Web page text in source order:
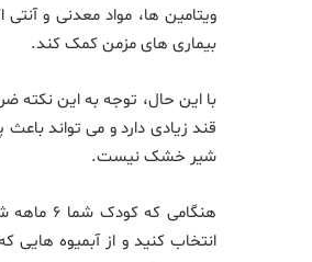
ویتامین ها، مواد معدنی و
بیماری های مزمن کمک کند.
قند زیادی دارد و می تواند
شیر خشک نیست.
انتخاب کنید و از آبمیوه